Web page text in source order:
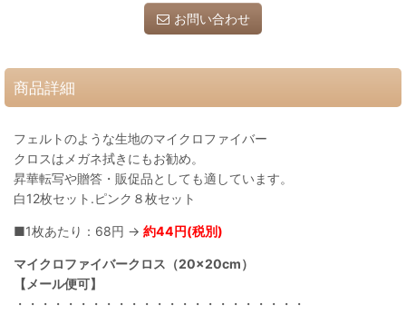
お問い合わせ
商品詳細
フェルトのような生地のマイクロファイバー
クロスはメガネ拭きにもお勧め。
昇華転写や贈答・販促品としても適しています。
白12枚セット.ピンク８枚セット
■1枚あたり：68円 → 約44円(税別)
マイクロファイバークロス（20×20cm）
【メール便可】
・・・・・・・・・・・・・・・・・・・・・・・